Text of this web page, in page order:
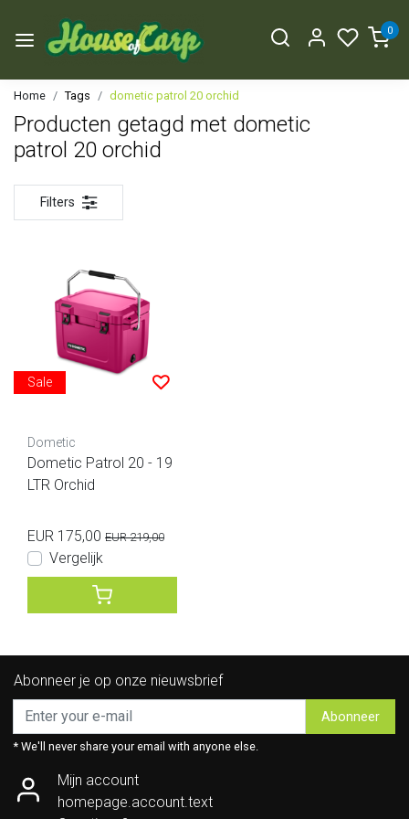
0
Home Tags dometic patrol 20 orchid
Producten getagd met dometic
patrol 20 orchid
Filters
Sale
Dometic
Dometic Patrol 20 - 19
LTR Orchid
EUR 175,00 EUR 219,00
Vergelijk
Abonneer je op onze nieuwsbrief
Abonneer
* We'll never share your email with anyone else.
Mijn account
homepage.account.text